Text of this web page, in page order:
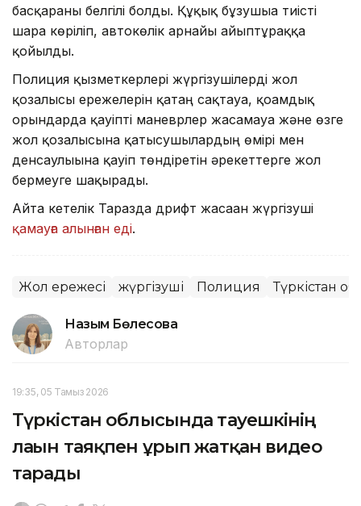
басқарғаны белгілі болды. Құқық бұзушыға тиісті
шара көріліп, автокөлік арнайы айыптұраққа
қойылды.
Полиция қызметкерлері жүргізушілерді жол
қозғалысы ережелерін қатаң сақтауға, қоғамдық
орындарда қауіпті маневрлер жасамауға және өзге
жол қозғалысына қатысушылардың өмірі мен
денсаулығына қауіп төндіретін әрекеттерге жол
бермеуге шақырады.
Айта кетелік Таразда дрифт жасаған жүргізуші
қамауға алынған еді.
Жол ережесі жүргізуші Полиция Түркістан
Назым Бөлесова
Авторлар
19:35, 05 Тамыз 2026
Түркістан облысында тауешкінің
лағын таяқпен ұрып жатқан видео
тарады